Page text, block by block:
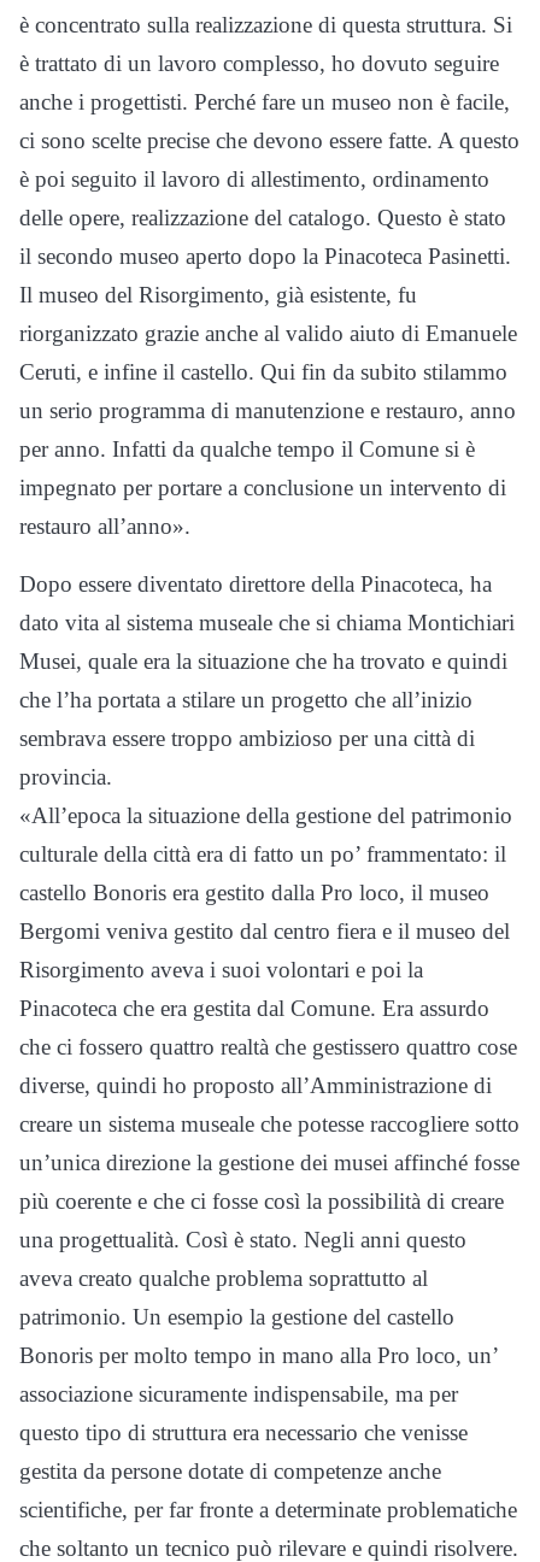
è concentrato sulla realizzazione di questa struttura. Si
è trattato di un lavoro complesso, ho dovuto seguire
anche i progettisti. Perché fare un museo non è facile,
ci sono scelte precise che devono essere fatte. A questo
è poi seguito il lavoro di allestimento, ordinamento
delle opere, realizzazione del catalogo. Questo è stato
il secondo museo aperto dopo la Pinacoteca Pasinetti.
Il museo del Risorgimento, già esistente, fu
riorganizzato grazie anche al valido aiuto di Emanuele
Ceruti, e infine il castello. Qui fin da subito stilammo
un serio programma di manutenzione e restauro, anno
per anno. Infatti da qualche tempo il Comune si è
impegnato per portare a conclusione un intervento di
restauro all’anno».
Dopo essere diventato direttore della Pinacoteca, ha
dato vita al sistema museale che si chiama Montichiari
Musei, quale era la situazione che ha trovato e quindi
che l’ha portata a stilare un progetto che all’inizio
sembrava essere troppo ambizioso per una città di
provincia.
«All’epoca la situazione della gestione del patrimonio
culturale della città era di fatto un po’ frammentato: il
castello Bonoris era gestito dalla Pro loco, il museo
Bergomi veniva gestito dal centro fiera e il museo del
Risorgimento aveva i suoi volontari e poi la
Pinacoteca che era gestita dal Comune. Era assurdo
che ci fossero quattro realtà che gestissero quattro cose
diverse, quindi ho proposto all’Amministrazione di
creare un sistema museale che potesse raccogliere sotto
un’unica direzione la gestione dei musei affinché fosse
più coerente e che ci fosse così la possibilità di creare
una progettualità. Così è stato. Negli anni questo
aveva creato qualche problema soprattutto al
patrimonio. Un esempio la gestione del castello
Bonoris per molto tempo in mano alla Pro loco, un’
associazione sicuramente indispensabile, ma per
questo tipo di struttura era necessario che venisse
gestita da persone dotate di competenze anche
scientifiche, per far fronte a determinate problematiche
che soltanto un tecnico può rilevare e quindi risolvere.